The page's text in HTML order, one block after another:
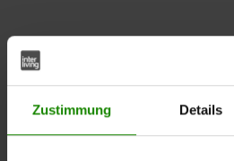
Zustimmung Details
Der
5605bringt trendiges Design
dein Zuhause. Mit seinem
Breitcordbezugwirkt der